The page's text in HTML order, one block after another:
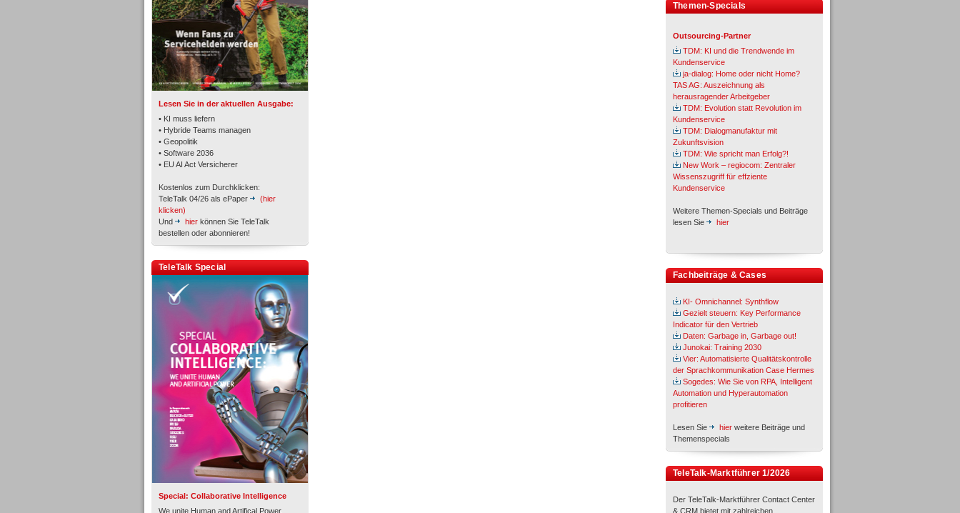
Lesen Sie in der aktuellen Ausgabe:
• KI muss liefern
• Hybride Teams managen
• Geopolitik
• Software 2036
• EU AI Act Versicherer
Kostenlos zum Durchklicken:
TeleTalk 04/26 als ePaper
(hier
klicken)
Und
hier können Sie TeleTalk
bestellen oder abonnieren!
TeleTalk Special
Special: Collaborative Intelligence
We unite Human and Artifical Power.
TK- und ACD-Systeme
Workforce-Management
Personal
Personal
Inbound
Themen-Specials
Outsourcing-Partner
TDM: KI und die Trendwende im
Kundenservice
ja-dialog: Home oder nicht Home?
TAS AG: Auszeichnung als
herausragender Arbeitgeber
TDM: Evolution statt Revolution im
Kundenservice
TDM: Dialogmanufaktur mit
Zukunftsvision
TDM: Wie spricht man Erfolg?!
New Work – regiocom: Zentraler
Wissenszugriff für effziente
Kundenservice
Weitere Themen-Specials und Beiträge
lesen Sie
hier
Fachbeiträge & Cases
KI- Omnichannel: Synthflow
Gezielt steuern: Key Performance
Indicator für den Vertrieb
Daten: Garbage in, Garbage out!
Junokai: Training 2030
Vier: Automatisierte Qualitätskontrolle
der Sprachkommunikation Case Hermes
Sogedes: Wie Sie von RPA, Intelligent
Automation und Hyperautomation
profitieren
Lesen Sie hier weitere Beiträge und
Themenspecials
TeleTalk-Marktführer 1/2026
Der TeleTalk-Marktführer Contact Center
& CRM bietet mit zahlreichen